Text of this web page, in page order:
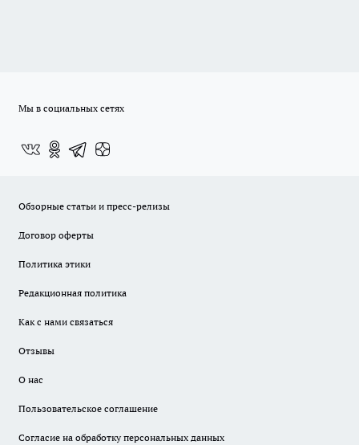
Мы в социальных сетях
Обзорные статьи и пресс-релизы
Договор оферты
Политика этики
Редакционная политика
Как с нами связаться
Отзывы
О нас
Пользовательское соглашение
Согласие на обработку персональных данных